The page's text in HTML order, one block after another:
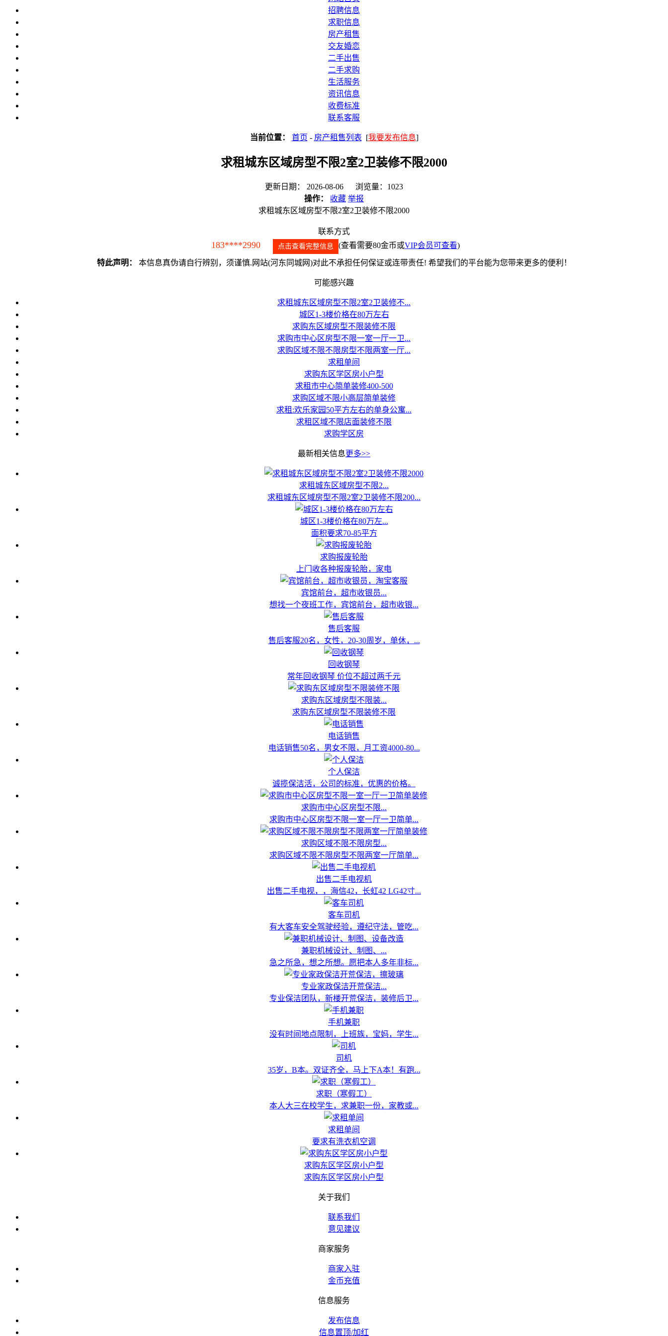
招聘信息
求职信息
房产租售
交友婚恋
二手出售
二手求购
生活服务
资讯信息
收费标准
联系客服
当前位置： 首页 - 房产租售列表 [我要发布信息]
求租城东区域房型不限2室2卫装修不限2000
更新日期： 2026-08-06 浏览量：1023
操作：
收藏 举报
求租城东区域房型不限2室2卫装修不限2000
联系方式
183****2990 点击查看完整信息 (查看需要80金币或VIP会员可查看)
特此声明： 本信息真伪请自行辨别，须谨慎.网站(河东同城网)对此不承担任何保证或连带责任! 希望我们的平台能为您带来更多的便利！
可能感兴趣
求租城东区域房型不限2室2卫装修不...
城区1-3楼价格在80万左右
求购东区域房型不限装修不限
求购市中心区房型不限一室一厅一卫...
求购区域不限不限房型不限两室一厅...
求租单间
求购东区学区房小户型
求租市中心简单装修400-500
求购区域不限小高层简单装修
求租:欢乐家园50平方左右的单身公寓...
求租区域不限店面装修不限
求购学区房
最新相关信息更多>>
求租城东区域房型不限2...
求租城东区域房型不限2室2卫装修不限200...
城区1-3楼价格在80万左...
面积要求70-85平方
求购报废轮胎
上门收各种报废轮胎，家电
宾馆前台，超市收银员...
想找一个夜班工作，宾馆前台，超市收银...
售后客服
售后客服20名，女性，20-30周岁，单休，...
回收钢琴
常年回收钢琴 价位不超过两千元
求购东区域房型不限装...
求购东区域房型不限装修不限
电话销售
电话销售50名，男女不限，月工资4000-80...
个人保洁
诚揽保洁活，公司的标准，优惠的价格。
求购市中心区房型不限...
求购市中心区房型不限一室一厅一卫简单...
求购区域不限不限房型...
求购区域不限不限房型不限两室一厅简单...
出售二手电视机
出售二手电视，，海信42，长虹42 LG42寸...
客车司机
有大客车安全驾驶经验，遵纪守法，管吃...
兼职机械设计、制图、...
急之所急，想之所想。愿把本人多年非标...
专业家政保洁开荒保洁...
专业保洁团队，新楼开荒保洁，装修后卫...
手机兼职
没有时间地点限制，上班族，宝妈，学生...
司机
35岁，B本。双证齐全，马上下A本！有跑...
求职（寒假工）
本人大三在校学生，求兼职一份，家教或...
求租单间
要求有洗衣机空调
求购东区学区房小户型
求购东区学区房小户型
关于我们
联系我们
意见建议
商家服务
商家入驻
金币充值
信息服务
发布信息
信息置顶/加红